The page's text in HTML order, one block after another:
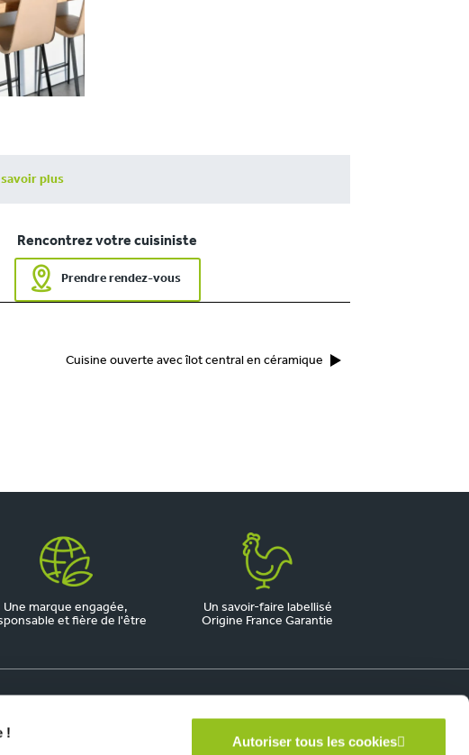
!
Autoriser tous les cookies
savoir plus
Rencontrez votre cuisiniste
Prendre rendez-vous
Cuisine ouverte avec îlot central en céramique
Une marque engagée,
et fière de l'être
Un savoir-faire labellisé
Origine France Garantie